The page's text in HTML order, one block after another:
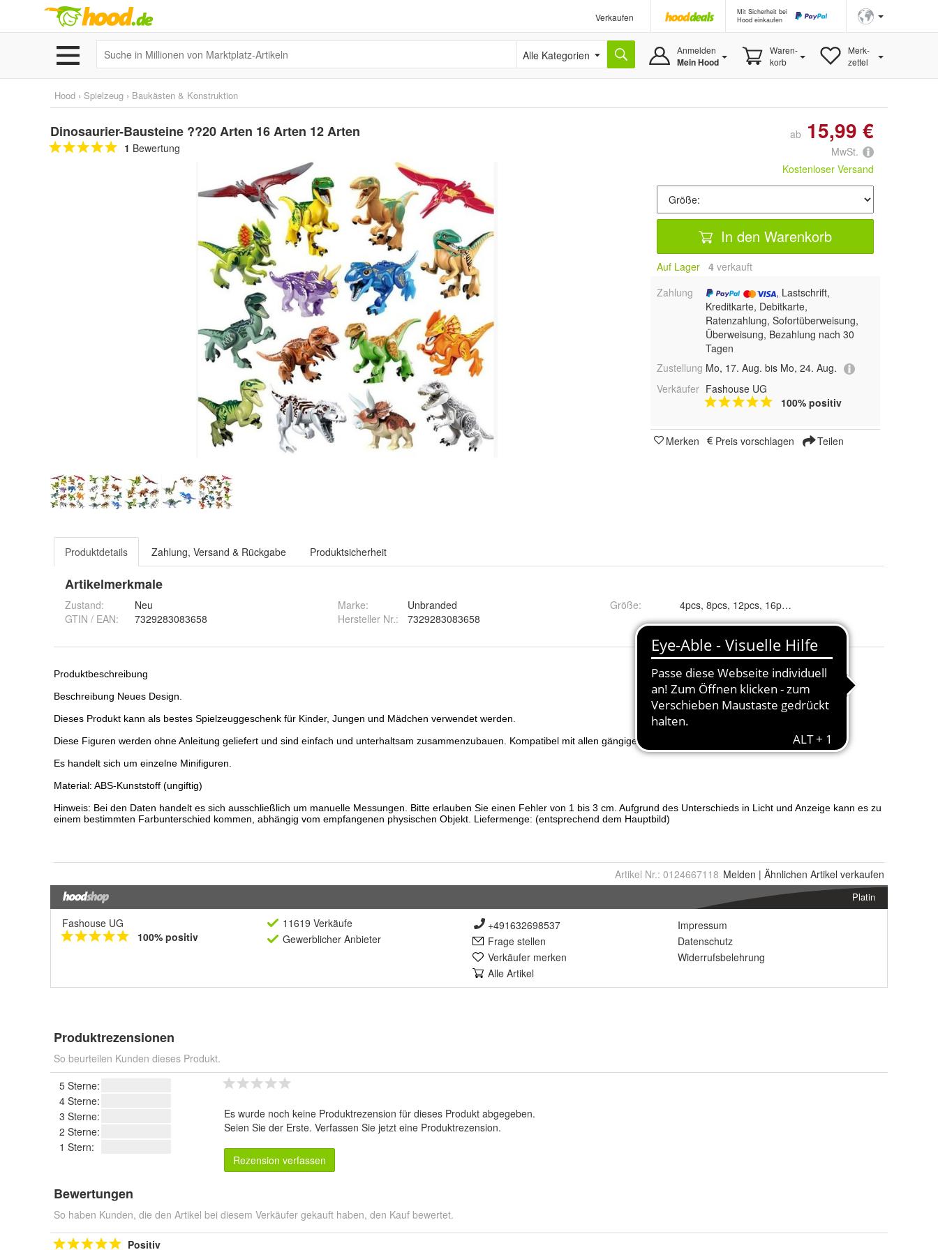
Verkaufen
Mit Sicherheit bei
Hood einkaufen
Alle Kategorien Anmelden
Mein Hood
Waren-
korb
Merk-
zettel
Hood › Spielzeug › Baukästen & Konstruktion
Dinosaurier-Bausteine ??20 Arten 16 Arten 12 Arten
1 Bewertung
ab 15,99 €
MwSt.
Kostenloser Versand
In den Warenkorb
Auf Lager 4 verkauft
Zahlung
, Lastschrift,
Kreditkarte, Debitkarte,
Ratenzahlung, Sofortüberweisung,
Überweisung, Bezahlung nach 30
Tagen
Zustellung Mo, 17. Aug. bis Mo, 24. Aug.
Verkäufer Fashouse UG
100% positiv
Merken Preis vorschlagen Teilen
Produktdetails Zahlung, Versand & Rückgabe Produktsicherheit
Artikelmerkmale
Zustand:
Neu
GTIN / EAN:
7329283083658
Marke:
Unbranded
Hersteller Nr.:
7329283083658
Größe:
Artikel Nr.: 0124667118 Melden | Ähnlichen Artikel verkaufen
Platin
Fashouse UG
100% positiv
11619 Verkäufe
Gewerblicher Anbieter
+491632698537
Frage stellen
Verkäufer merken
Alle Artikel
Impressum
Datenschutz
Widerrufsbelehrung
Produktrezensionen
So beurteilen Kunden dieses Produkt.
5 Sterne:
4 Sterne:
3 Sterne:
2 Sterne:
1 Stern:
Es wurde noch keine Produktrezension für dieses Produkt abgegeben.
Seien Sie der Erste. Verfassen Sie jetzt eine Produktrezension.
Rezension verfassen
Bewertungen
So haben Kunden, die den Artikel bei diesem Verkäufer gekauft haben, den Kauf bewertet.
Positiv